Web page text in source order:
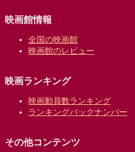
映画館情報
全国の映画館
映画館のレビュー
映画ランキング
映画動員数ランキング
ランキングバックナンバー
その他コンテンツ